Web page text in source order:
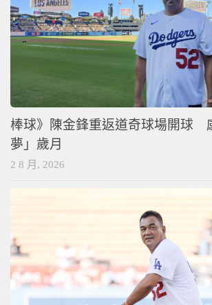
棒球》陳金鋒重返道奇球場開球
夢」歲月
2 8 月, 2026